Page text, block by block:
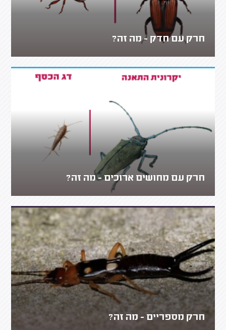
חרק עם חדק - מה זה?
חרק עם מחושים ארוכים - מה זה?
חרק מספריים - מה זה?